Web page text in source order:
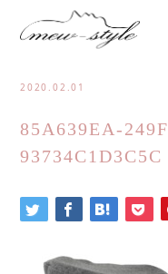
2020.02.01
85A639EA-
93734C1D3C5C